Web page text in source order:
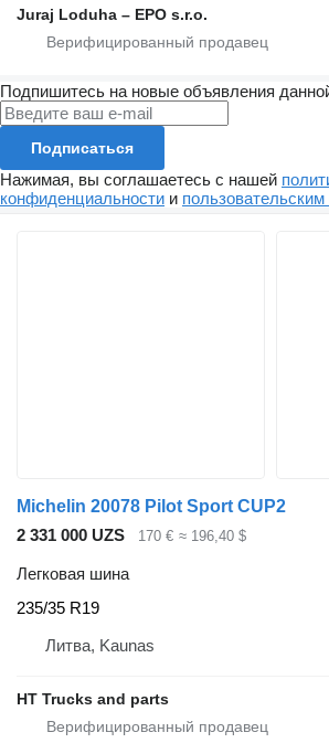
Juraj Loduha – EPO s.r.o.
Подпишитесь на новые объявления
Подписаться
Нажимая, вы соглашаетесь с нашей
конфиденциальности и
Michelin 20078 Pilot Sport CUP2
2 331 000 UZS
170 € ≈ 196,40 $
Легковая шина
235/35 R19
Литва, Kaunas
HT Trucks and parts